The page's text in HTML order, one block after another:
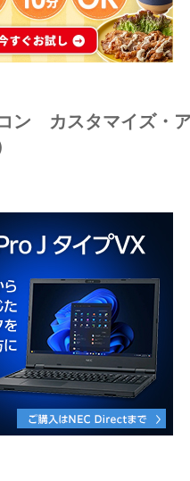
ン カスタマイズ・